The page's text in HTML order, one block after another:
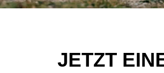
JETZT